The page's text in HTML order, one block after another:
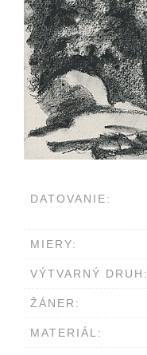
DATOVANIE:
MIERY:
VÝTVARNÝ DRUH:
ŽÁNER:
MATERIÁL: